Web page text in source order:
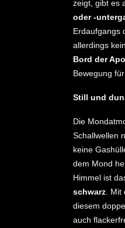
zeigt, gibt es
oder -
Erdaufgangs
allerdings
Bord der
Bewegung
Still und
Die
Schallwellen
keine
dem Mond
Himmel ist
schwarz. Mit
diesem
auch